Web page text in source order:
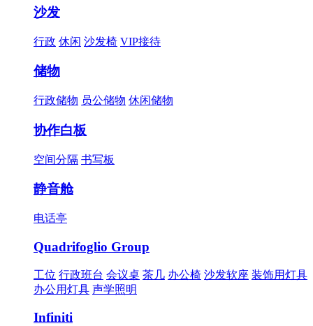
沙发
行政 休闲 沙发椅 VIP接待
储物
行政储物 员公储物 休闲储物
协作白板
空间分隔 书写板
静音舱
电话亭
Quadrifoglio Group
工位 行政班台 会议桌 茶几 办公椅 沙发软座 装饰用灯具
办公用灯具 声学照明
Infiniti